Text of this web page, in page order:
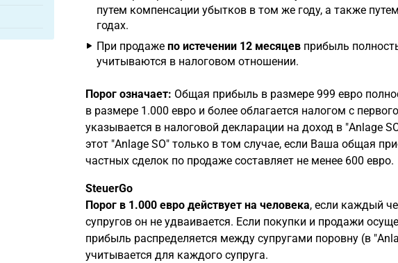
путем компенсации убытков в том же году, а также
годах.
При продаже по истечении 12 месяцевприбыль
учитываются в налоговом отношении.
Порог означает: Общая прибыль в размере 999 евро
в размере 1.000 евро и более облагается налогом с
указывается в налоговой декларации на доход в "Anlage
этот "Anlage SO" только в том случае, если Ваша общая
частных сделок по продаже составляет не менее 600 евро.
SteuerGo
Порог в 1.000 евро действует на человека, если каждый
супругов он не удваивается. Если покупки и продажи
прибыль распределяется между супругами поровну (в
учитывается для каждого супруга.